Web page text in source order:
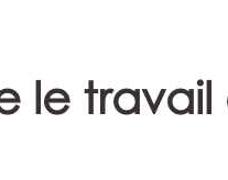
le